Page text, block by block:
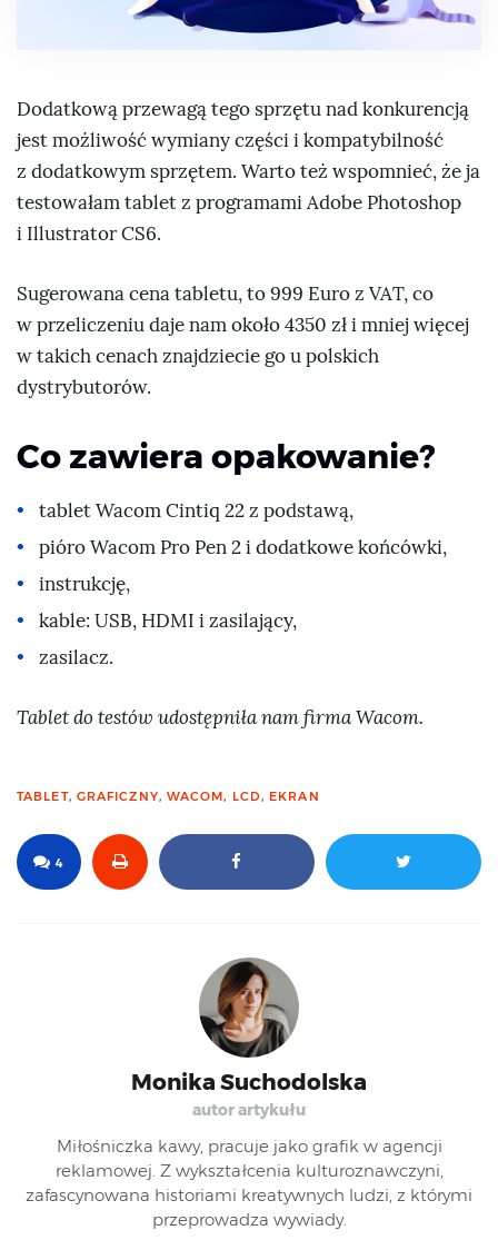
Dodatkową przewagą tego sprzętu nad konkurencją
jest możliwość wymiany części i kompatybilność
z dodatkowym sprzętem. Warto też wspomnieć, że ja
testowałam tablet z programami Adobe Photoshop
i Illustrator CS6.
Sugerowana cena tabletu, to 999 Euro z VAT, co
w przeliczeniu daje nam około 4350 zł i mniej więcej
w takich cenach znajdziecie go u polskich
dystrybutorów.
Co zawiera opakowanie?
tablet Wacom Cintiq 22 z podstawą,
pióro Wacom Pro Pen 2 i dodatkowe końcówki,
instrukcję,
kable: USB, HDMI i zasilający,
zasilacz.
Tablet do testów udostępniła nam firma Wacom.
TABLET, GRAFICZNY, WACOM, LCD, EKRAN
4
Monika Suchodolska
autor artykułu
Miłośniczka kawy, pracuje jako grafik w agencji
reklamowej. Z wykształcenia kulturoznawczyni,
zafascynowana historiami kreatywnych ludzi, z którymi
przeprowadza wywiady.